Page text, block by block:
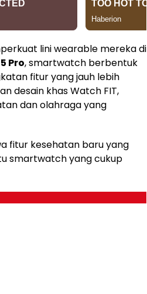
lini wearable mereka di
Pro, smartwatch berbentuk
fitur yang jauh lebih
desain khas Watch FIT,
dan olahraga yang
fitur kesehatan baru yang
smartwatch yang cukup